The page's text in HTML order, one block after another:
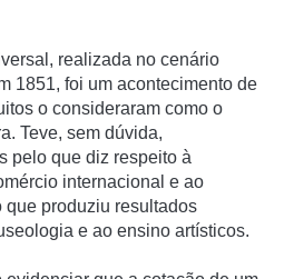
realizada no cenário
1851, foi um acontecimento de
o consideraram como o
Teve, sem dúvida,
pelo que diz respeito à
internacional e ao
que produziu resultados
e ao ensino artísticos.